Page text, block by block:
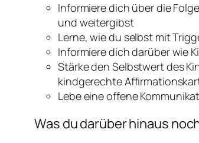
Informiere dich über die
und weitergibst
Lerne, wie du selbst mit
Informiere dich darüber wie
Stärke den Selbstwert des
kindgerechte
Lebe eine offene
Was du darüber hinaus